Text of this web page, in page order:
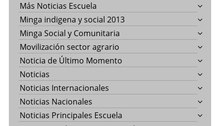
Más Noticias Escuela
Minga indigena y social 2013
Minga Social y Comunitaria
Movilización sector agrario
Noticia de Último Momento
Noticias
Noticias Internacionales
Noticias Nacionales
Noticias Principales Escuela